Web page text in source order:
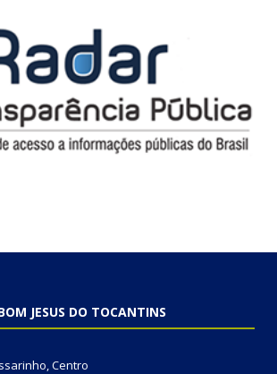
JESUS DO TOCANTINS
Centro